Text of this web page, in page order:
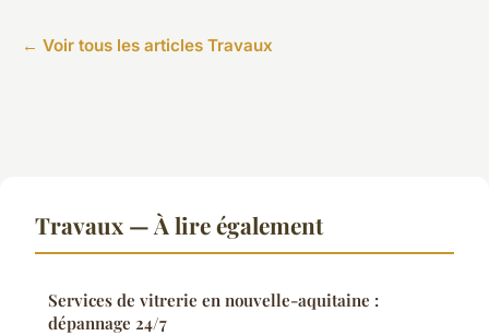
← Voir tous les articles Travaux
Travaux — À lire également
Services de vitrerie en nouvelle-aquitaine :
dépannage 24/7